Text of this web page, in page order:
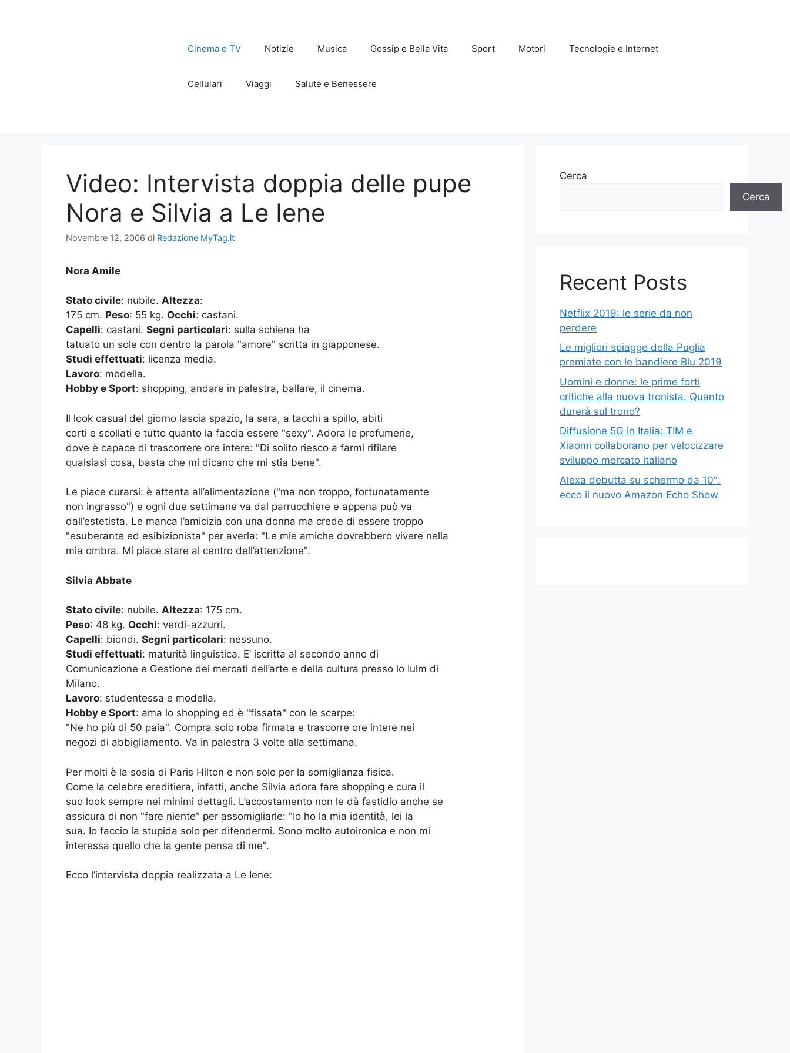
Cinema e TV Notizie Musica Gossip e Bella Vita Sport Motori Tecnologie e Internet
Cellulari Viaggi Salute e Benessere
Video: Intervista doppia delle pupe
Nora e Silvia a Le Iene
Novembre 12, 2006 di Redazione MyTag.it
Nora Amile
Stato civile: nubile. Altezza:
175 cm. Peso: 55 kg. Occhi: castani.
Capelli: castani. Segni particolari: sulla schiena ha
tatuato un sole con dentro la parola "amore" scritta in giapponese.
Studi effettuati: licenza media.
Lavoro: modella.
Hobby e Sport: shopping, andare in palestra, ballare, il cinema.
Il look casual del giorno lascia spazio, la sera, a tacchi a spillo, abiti
corti e scollati e tutto quanto la faccia essere "sexy". Adora le profumerie,
dove è capace di trascorrere ore intere: "Di solito riesco a farmi rifilare
qualsiasi cosa, basta che mi dicano che mi stia bene".
Le piace curarsi: è attenta all’alimentazione ("ma non troppo, fortunatamente
non ingrasso") e ogni due settimane va dal parrucchiere e appena può va
dall’estetista. Le manca l’amicizia con una donna ma crede di essere troppo
"esuberante ed esibizionista" per averla: "Le mie amiche dovrebbero vivere nella
mia ombra. Mi piace stare al centro dell’attenzione".
Silvia Abbate
Stato civile: nubile. Altezza: 175 cm.
Peso: 48 kg. Occhi: verdi-azzurri.
Capelli: biondi. Segni particolari: nessuno.
Studi effettuati: maturità linguistica. E’ iscritta al secondo anno di
Comunicazione e Gestione dei mercati dell’arte e della cultura presso lo Iulm di
Milano.
Lavoro: studentessa e modella.
Hobby e Sport: ama lo shopping ed è "fissata" con le scarpe:
"Ne ho più di 50 paia". Compra solo roba firmata e trascorre ore intere nei
negozi di abbigliamento. Va in palestra 3 volte alla settimana.
Per molti è la sosia di Paris Hilton e non solo per la somiglianza fisica.
Come la celebre ereditiera, infatti, anche Silvia adora fare shopping e cura il
suo look sempre nei minimi dettagli. L’accostamento non le dà fastidio anche se
assicura di non "fare niente" per assomigliarle: "Io ho la mia identità, lei la
sua. Io faccio la stupida solo per difendermi. Sono molto autoironica e non mi
interessa quello che la gente pensa di me".
Ecco l’intervista doppia realizzata a Le Iene:
Cerca
Cerca
Recent Posts
Netflix 2019: le serie da non
perdere
Le migliori spiagge della Puglia
premiate con le bandiere Blu 2019
Uomini e donne: le prime forti
critiche alla nuova tronista. Quanto
durerà sul trono?
Diffusione 5G in Italia: TIM e
Xiaomi collaborano per velocizzare
sviluppo mercato italiano
Alexa debutta su schermo da 10″:
ecco il nuovo Amazon Echo Show